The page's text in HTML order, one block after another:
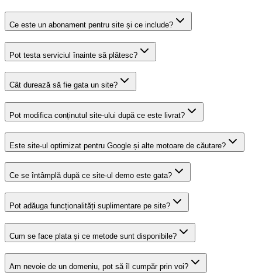
Ce este un abonament pentru site și ce include?
Pot testa serviciul înainte să plătesc?
Cât durează să fie gata un site?
Pot modifica conținutul site-ului după ce este livrat?
Este site-ul optimizat pentru Google și alte motoare de căutare?
Ce se întâmplă după ce site-ul demo este gata?
Pot adăuga funcționalități suplimentare pe site?
Cum se face plata și ce metode sunt disponibile?
Am nevoie de un domeniu, pot să îl cumpăr prin voi?